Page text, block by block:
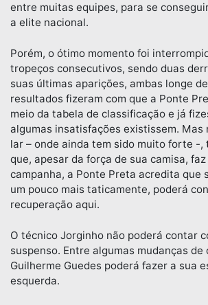
entre muitas equipes, para se
a elite nacional.
Porém, o ótimo momento foi
tropeços consecutivos, sendo duas
suas últimas aparições, ambas longe
resultados fizeram com que a Ponte
meio da tabela de classificação e já
algumas insatisfações existissem. Mas
lar – onde ainda tem sido muito forte -,
que, apesar da força de sua camisa,
campanha, a Ponte Preta acredita que
um pouco mais taticamente, poderá
recuperação aqui.
O técnico Jorginho não poderá contar
suspenso. Entre algumas mudanças de
Guilherme Guedes poderá fazer a sua
esquerda.